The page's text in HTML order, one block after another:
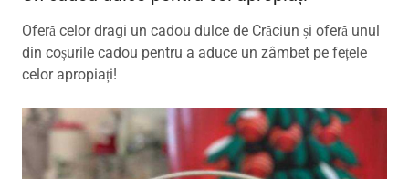
Oferă celor dragi un cadou dulce de Crăciun și oferă unul
din coșurile cadou pentru a aduce un zâmbet pe fețele
celor apropiați!